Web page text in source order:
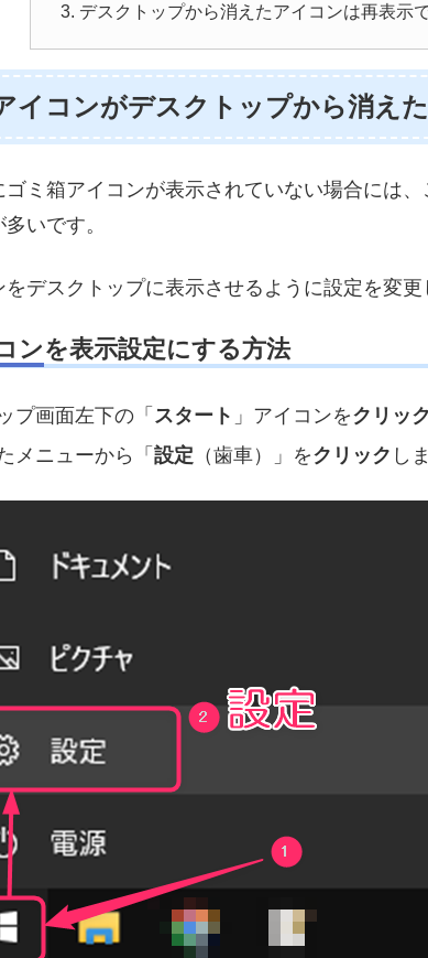
デスクトップから消えたアイコンは再表示
イコンがデスクトップから消え
ゴミ箱アイコンが表示されていない場合には
いです。
デスクトップに表示させるように設定を変更
ンを表示設定にする方法
プ画面左下の「 スタート 」アイコンをクリック
メニューから「 設定 （歯車）」をクリック し